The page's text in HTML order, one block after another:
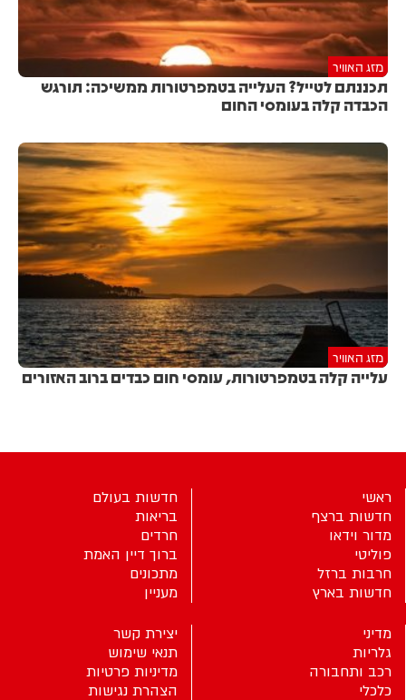
מזג האוויר
תכננתם לטייל? העלייה בטמפרטורות ממשיכה: תורגש
הכבדה קלה בעומסי החום
מזג האוויר
עלייה קלה בטמפרטורות, עומסי חום כבדים ברוב האזורים
ראשי
חדשות ברצף
מדור וידאו
פוליטי
חרבות ברזל
חדשות בארץ
חדשות בעולם
בריאות
חרדים
ברוך דיין האמת
מתכונים
מעניין
מדיני
גלריות
רכב ותחבורה
כלכלי
יצירת קשר
תנאי שימוש
מדיניות פרטיות
הצהרת נגישות